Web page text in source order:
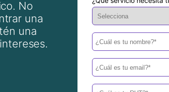
No
una
una